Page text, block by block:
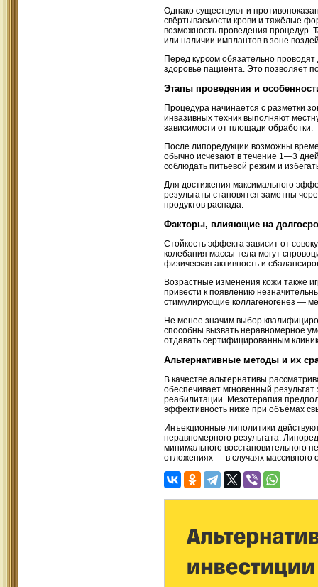
Однако существуют и
свёртываемости крови и тяжёлые
возможность проведения процедур.
или наличии имплантов в зоне
Перед курсом обязательно
здоровье пациента. Это позволяет
Этапы проведения и
Процедура начинается с разметки
инвазивных техник выполняют
зависимости от площади обработки.
После липоредукции возможны
обычно исчезают в течение 1—3
соблюдать питьевой режим и
Для достижения максимального
результаты становятся заметны
продуктов распада.
Факторы, влияющие на
Стойкость эффекта зависит от
колебания массы тела могут
физическая активность и
Возрастные изменения кожи также
привести к появлению
стимулирующие коллагеногенез —
Не менее значим выбор
способны вызвать неравномерное
отдавать сертифицированным
Альтернативные методы и их
В качестве альтернативы
обеспечивает мгновенный
реабилитации. Мезотерапия
эффективность ниже при объёмах
Инъекционные липолитики
неравномерного результата.
минимального восстановительного
отложениях — в случаях массивного